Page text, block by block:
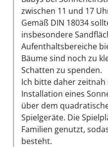
zwischen 11 und 17
Gemäß DIN 18034
insbesondere
Aufenthaltsbereiche
Bäume sind noch zu
Schatten zu spenden.
Ich bitte daher
Installation eines
über dem
Spielgeräte. Die
Familien genutzt,
besteht.